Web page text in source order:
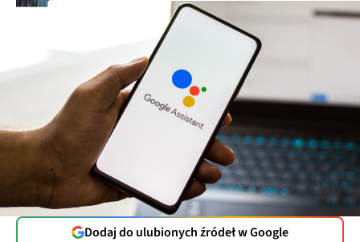
Dodaj do ulubionych źródeł w Google